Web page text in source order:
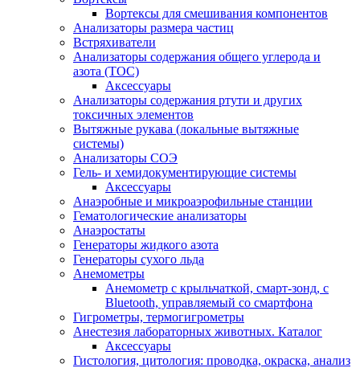
Вортексы для смешивания компонентов
Анализаторы размера частиц
Встряхиватели
Анализаторы содержания общего углерода и
азота (ТОС)
Аксессуары
Анализаторы содержания ртути и других
токсичных элементов
Вытяжные рукава (локальные вытяжные
системы)
Анализаторы СОЭ
Гель- и хемидокументирующие системы
Аксессуары
Анаэробные и микроаэрофильные станции
Гематологические анализаторы
Анаэростаты
Генераторы жидкого азота
Генераторы сухого льда
Анемометры
Анемометр с крыльчаткой, смарт-зонд, с
Bluetooth, управляемый со смартфона
Гигрометры, термогигрометры
Анестезия лабораторных животных. Каталог
Аксессуары
Гистология, цитология: проводка, окраска, анализ